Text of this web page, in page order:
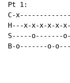
Pt 1:
C-
H---x-x-x-x-
S-----o-------
B-o-------o-